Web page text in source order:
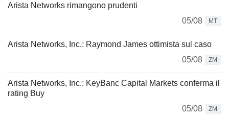
Arista Networks rimangono prudenti
05/08
MT
Arista Networks, Inc.: Raymond James ottimista sul caso
05/08
ZM
Arista Networks, Inc.: KeyBanc Capital Markets conferma il
rating Buy
05/08
ZM